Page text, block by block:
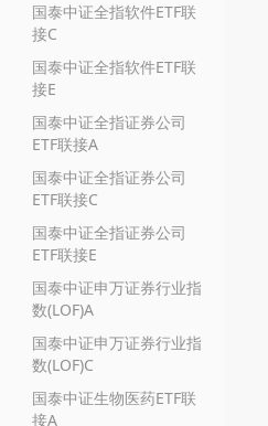
国泰中证全指软件ETF联
接C
国泰中证全指软件ETF联
接E
国泰中证全指证券公司
ETF联接A
国泰中证全指证券公司
ETF联接C
国泰中证全指证券公司
ETF联接E
国泰中证申万证券行业指
数(LOF)A
国泰中证申万证券行业指
数(LOF)C
国泰中证生物医药ETF联
接A